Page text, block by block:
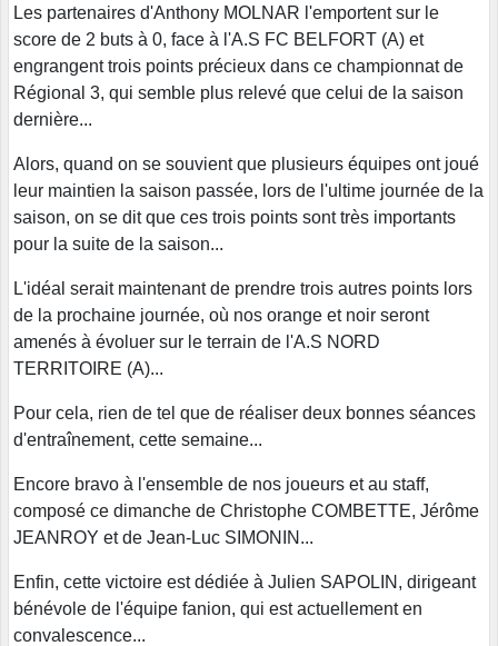
Les partenaires d'Anthony MOLNAR l'emportent sur le
score de 2 buts à 0, face à l'A.S FC BELFORT (A) et
engrangent trois points précieux dans ce championnat de
Régional 3, qui semble plus relevé que celui de la saison
dernière...
Alors, quand on se souvient que plusieurs équipes ont joué
leur maintien la saison passée, lors de l'ultime journée de la
saison, on se dit que ces trois points sont très importants
pour la suite de la saison...
L'idéal serait maintenant de prendre trois autres points lors
de la prochaine journée, où nos orange et noir seront
amenés à évoluer sur le terrain de l'A.S NORD
TERRITOIRE (A)...
Pour cela, rien de tel que de réaliser deux bonnes séances
d'entraînement, cette semaine...
Encore bravo à l'ensemble de nos joueurs et au staff,
composé ce dimanche de Christophe COMBETTE, Jérôme
JEANROY et de Jean-Luc SIMONIN...
Enfin, cette victoire est dédiée à Julien SAPOLIN, dirigeant
bénévole de l'équipe fanion, qui est actuellement en
convalescence...